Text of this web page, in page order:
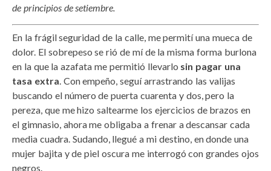
de principios de setiembre.
En la frágil seguridad de la calle, me permití una mueca de
dolor. El sobrepeso se rió de mí de la misma forma burlona
en la que la azafata me permitió llevarlo sin pagar una
tasa extra. Con empeño, seguí arrastrando las valijas
buscando el número de puerta cuarenta y dos, pero la
pereza, que me hizo saltearme los ejercicios de brazos en
el gimnasio, ahora me obligaba a frenar a descansar cada
media cuadra. Sudando, llegué a mi destino, en donde una
mujer bajita y de piel oscura me interrogó con grandes ojos
negros.